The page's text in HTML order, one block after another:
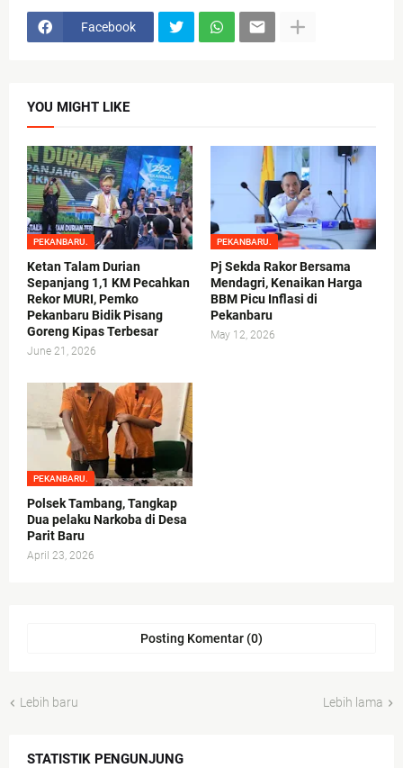
Facebook
YOU MIGHT LIKE
PEKANBARU.
Ketan Talam Durian
Sepanjang 1,1 KM Pecahkan
Rekor MURI, Pemko
Pekanbaru Bidik Pisang
Goreng Kipas Terbesar
June 21, 2026
PEKANBARU.
Pj Sekda Rakor Bersama
Mendagri, Kenaikan Harga
BBM Picu Inflasi di
Pekanbaru
May 12, 2026
PEKANBARU.
Polsek Tambang, Tangkap
Dua pelaku Narkoba di Desa
Parit Baru
April 23, 2026
Posting Komentar (0)
Lebih baru Lebih lama
STATISTIK PENGUNJUNG